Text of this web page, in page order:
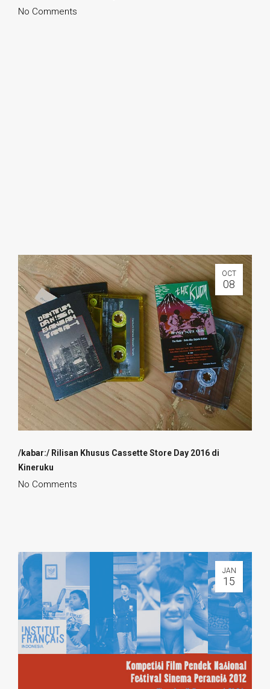
No Comments
OCT
08
/kabar:/ Rilisan Khusus Cassette Store Day 2016 di
Kineruku
No Comments
JAN
15